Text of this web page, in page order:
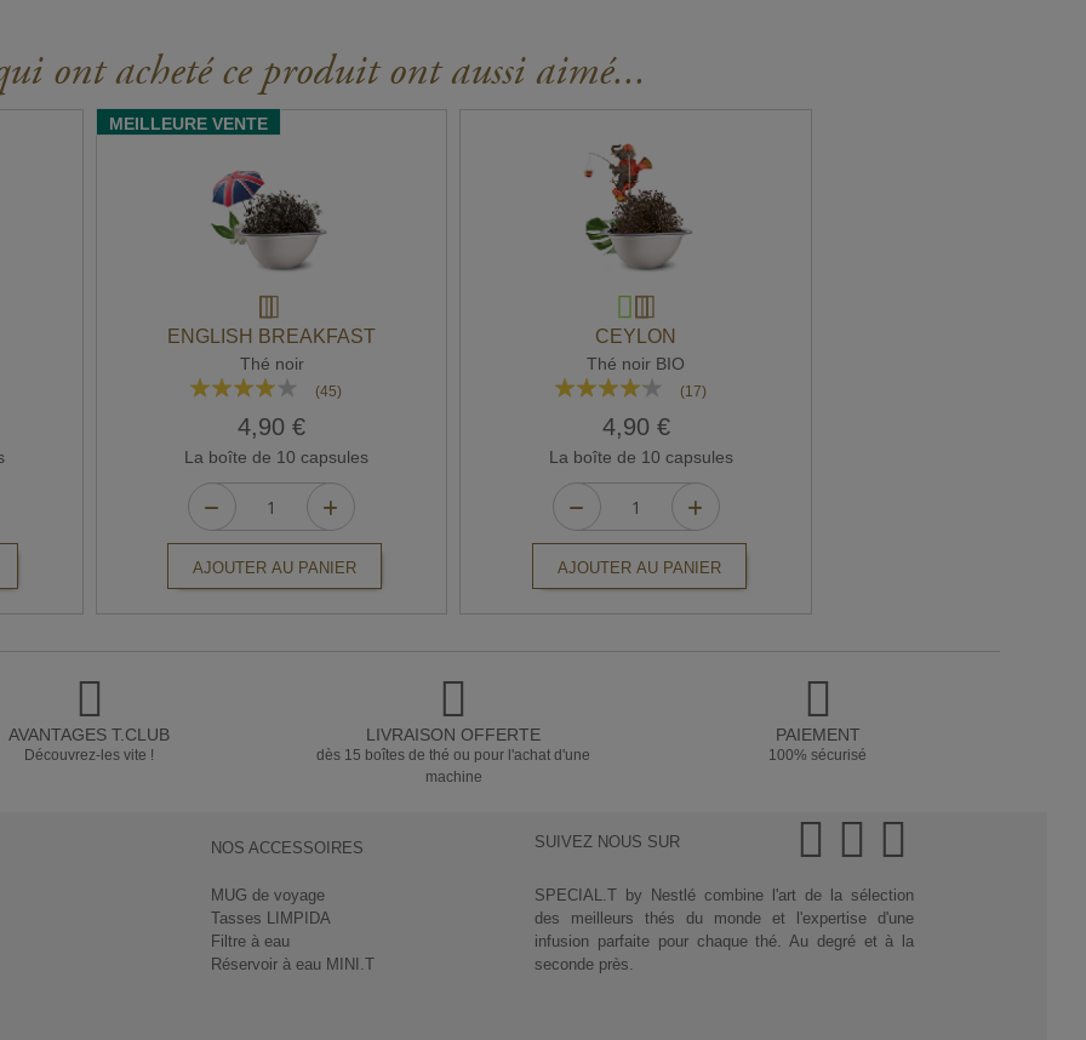
ont acheté ce produit ont aussi aimé...
MEILLEURE VENTE
ENGLISH BREAKFAST
Thé noir
Rating:
(45)
4,90 €
La boîte de 10 capsules
AJOUTER AU PANIER
CEYLON
Thé noir BIO
Rating:
(17)
4,90 €
La boîte de 10 capsules
AJOUTER AU PANIER
AVANTAGES T.CLUB
Découvrez-les vite !
LIVRAISON OFFERTE
dès 15 boîtes de thé ou pour l'achat d'une
machine
PAIEMENT
100% sécurisé
NOS ACCESSOIRES
MUG de voyage
Tasses LIMPIDA
Filtre à eau
Réservoir à eau MINI.T
SUIVEZ NOUS SUR
SPECIAL.T by Nestlé combine l'art de la sélection
des meilleurs thés du monde et l'expertise d'une
infusion parfaite pour chaque thé. Au degré et à la
seconde près.